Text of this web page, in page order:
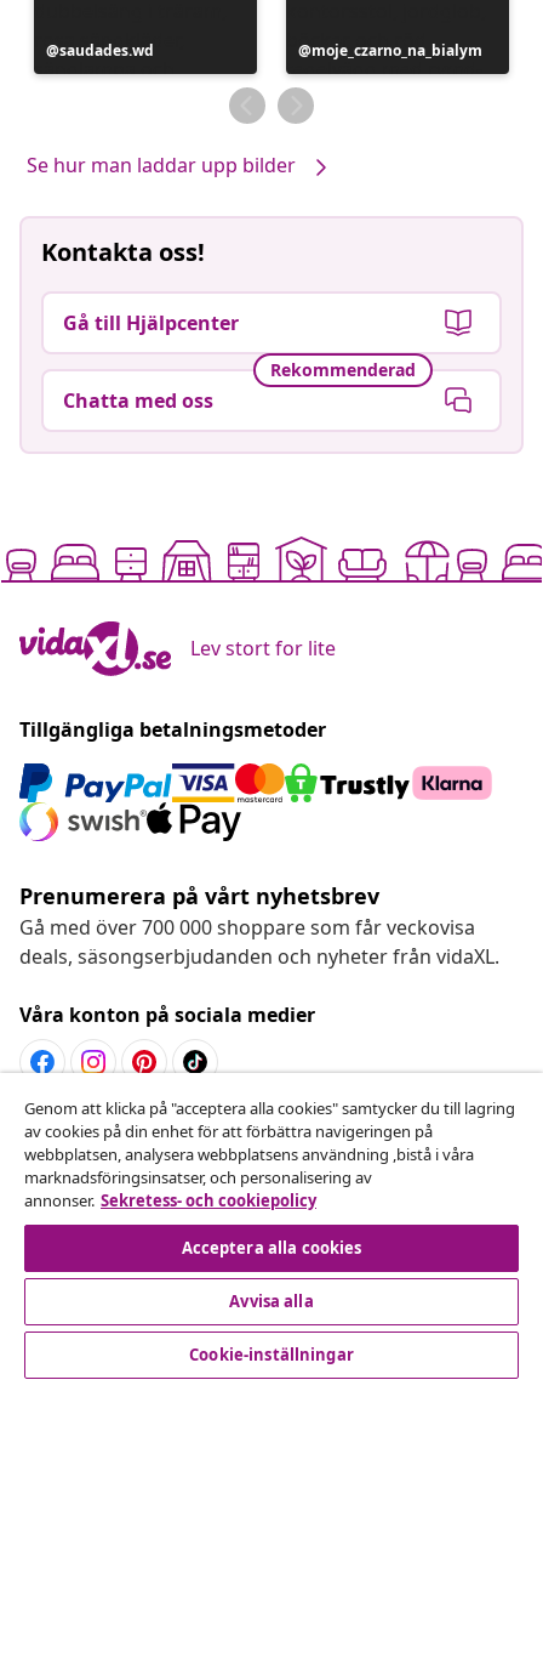
Inlägg
publicerat
saudades.wd
Inlägg
publicerat
av
moje_czarno_na_bialym
Se hur man laddar upp bilder
Kontakta oss!
Gå till Hjälpcenter
Rekommenderad
Chatta med oss
Lev stort for lite
Tillgängliga betalningsmetoder
Prenumerera på vårt nyhetsbrev
Gå med över 700 000 shoppare som får veckovisa
deals, säsongserbjudanden och nyheter från vidaXL.
Våra konton på sociala medier
Avbryta avtalet
Skicka in en begäran om uttag för din beställning.
Avbryta avtalet
Kundservice
Genom att klicka på "acceptera alla cookies" samtycker du till lagring
av cookies på din enhet för att förbättra navigeringen på
webbplatsen, analysera webbplatsens användning ,bistå i våra
marknadsföringsinsatser, och personalisering av
annonser. Sekretess- och cookiepolicy
Acceptera alla cookies
Avvisa alla
Cookie-inställningar